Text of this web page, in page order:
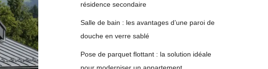
résidence secondaire
Salle de bain : les avantages d’une paroi de
douche en verre sablé
Pose de parquet flottant : la solution idéale